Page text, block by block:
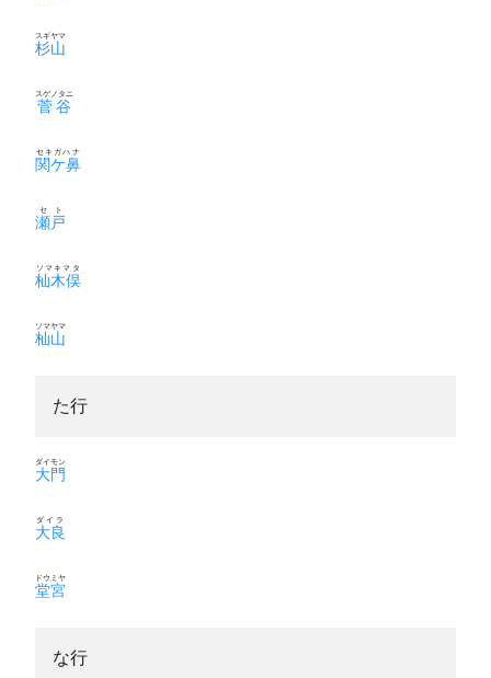
杉山
スギヤマ
菅谷
スゲノタニ
関ケ鼻
セキガハナ
瀬戸
セト
杣木俣
ソマキマタ
杣山
ソマヤマ
た行
大門
ダイモン
大良
ダイラ
堂宮
ドウミヤ
な行